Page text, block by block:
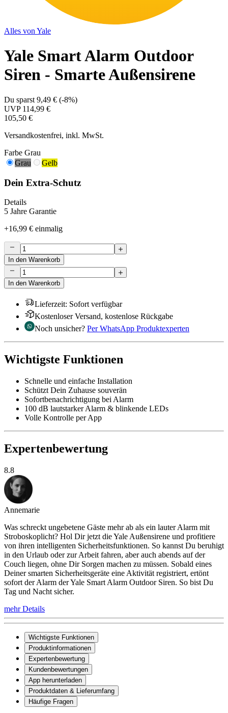
Alles von Yale
Yale Smart Alarm Outdoor
Siren - Smarte Außensirene
Du sparst 9,49 € (-8%)
UVP 114,99 €
105,50 €
Versandkostenfrei, inkl. MwSt.
Farbe Grau
Grau
Gelb
Dein Extra-Schutz
Details
5 Jahre Garantie
+16,99 € einmalig
In den Warenkorb
In den Warenkorb
Lieferzeit: Sofort verfügbar
Kostenloser Versand, kostenlose Rückgabe
Noch unsicher? Per WhatsApp Produktexperten
Wichtigste Funktionen
Schnelle und einfache Installation
Schützt Dein Zuhause souverän
Sofortbenachrichtigung bei Alarm
100 dB lautstarker Alarm & blinkende LEDs
Volle Kontrolle per App
Expertenbewertung
8.8
Annemarie
Was schreckt ungebetene Gäste mehr ab als ein lauter Alarm mit
Stroboskoplicht? Hol Dir jetzt die Yale Außensirene und profitiere
von ihren intelligenten Sicherheitsfunktionen. So kannst Du beruhigt
in den Urlaub oder zur Arbeit fahren, aber auch abends auf der
Couch liegen, ohne Dir Sorgen machen zu müssen. Sobald eines
Deiner smarten Sicherheitsgeräte eine Aktivität registriert, ertönt
sofort der Alarm der Yale Smart Alarm Outdoor Siren. So bist Du
Tag und Nacht sicher.
mehr Details
Wichtigste Funktionen
Produktinformationen
Expertenbewertung
Kundenbewertungen
App herunterladen
Produktdaten & Lieferumfang
Häufige Fragen